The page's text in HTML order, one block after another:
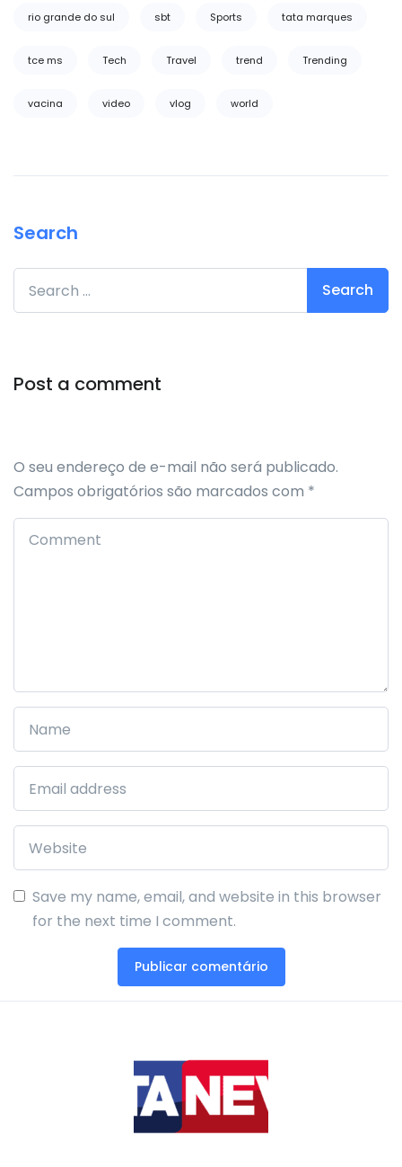
rio grande do sul sbt Sports tata marques
tce ms Tech Travel trend Trending
vacina video vlog world
Search
Search for:
Post a comment
O seu endereço de e-mail não será publicado.
Campos obrigatórios são marcados com *
Save my name, email, and website in this browser
for the next time I comment.